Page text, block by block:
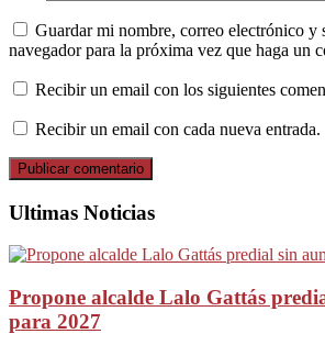
Guardar mi nombre, correo electrónico y
navegador para la próxima vez que haga un
Recibir un email con los siguientes
Recibir un email con cada nueva entrada.
Ultimas Noticias
Propone alcalde Lalo Gattás
para 2027